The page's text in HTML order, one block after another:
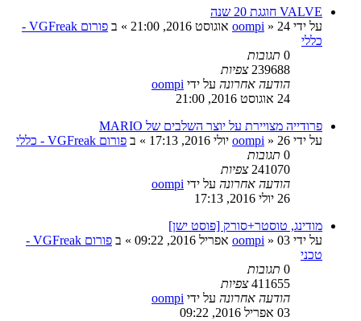
VALVE חוגגת 20 שנה
על ידי
oompi » 24 אוגוסט 2016, 21:00 » ב
פורום VGFreak -
כללי
0 תגובות
239688 צפיות
הודעה אחרונה על ידי oompi
24 אוגוסט 2016, 21:00
פרודייה מצויירת על יוצר השלבים של MARIO
על ידי
oompi » 26 יולי 2016, 17:13 » ב פורום VGFreak - כללי
0 תגובות
241070 צפיות
הודעה אחרונה על ידי oompi
26 יולי 2016, 17:13
מודינג, טוסטר+סורק [פוסט ישן]
על ידי
oompi » 03 אפריל 2016, 09:22 » ב
פורום VGFreak -
טכני
0 תגובות
411655 צפיות
הודעה אחרונה על ידי oompi
03 אפריל 2016, 09:22